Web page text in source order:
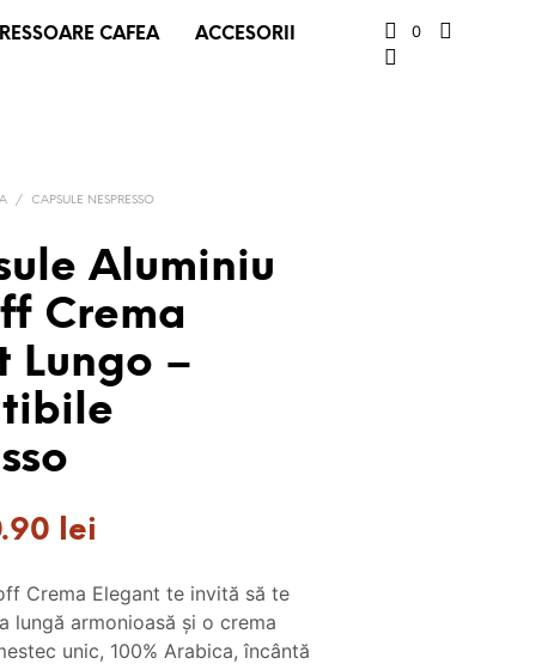
CAFEA
ACCESORII
0
/ CAPSULE NESPRESSO
Aluminiu
Crema
Lungo –
lei
este:
20.90 lei.
Crema Elegant te invită să te
lungă armonioasă și o crema
unic, 100% Arabica, încântă